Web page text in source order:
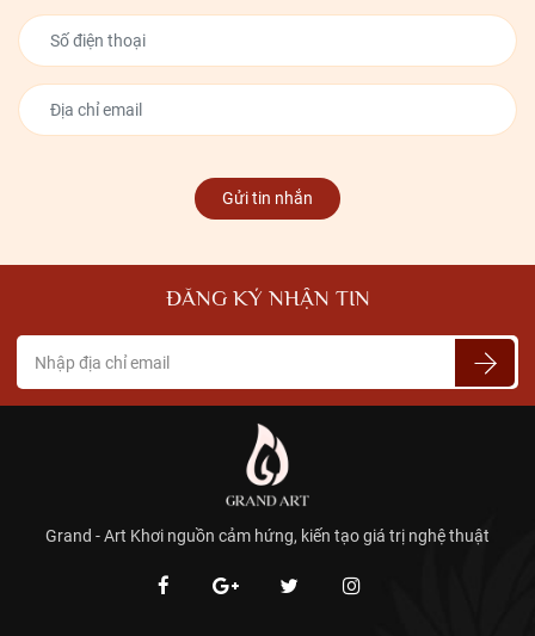
Gửi tin nhắn
ĐĂNG KÝ NHẬN TIN
Grand - Art Khơi nguồn cảm hứng, kiến tạo giá trị nghệ thuật